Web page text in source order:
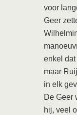
voor
Geer
enkel
maar
in elk
De Geer
hij, veel